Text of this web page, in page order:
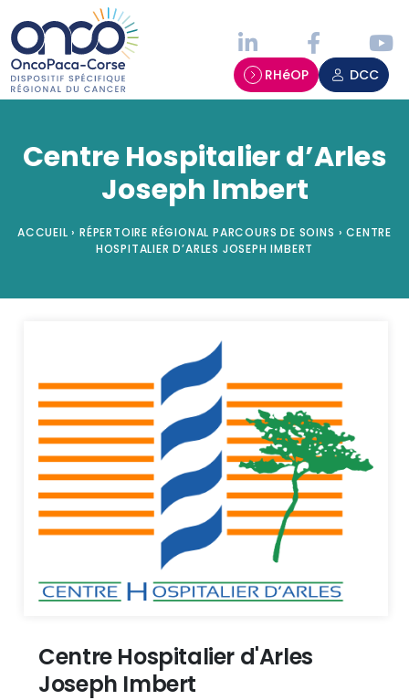
RHéOP DCC
Centre Hospitalier d’Arles
Joseph Imbert
ACCUEIL › RÉPERTOIRE RÉGIONAL PARCOURS DE SOINS › CENTRE
HOSPITALIER D’ARLES JOSEPH IMBERT
Centre Hospitalier d'Arles
Joseph Imbert
Panneau de gestion des cookies